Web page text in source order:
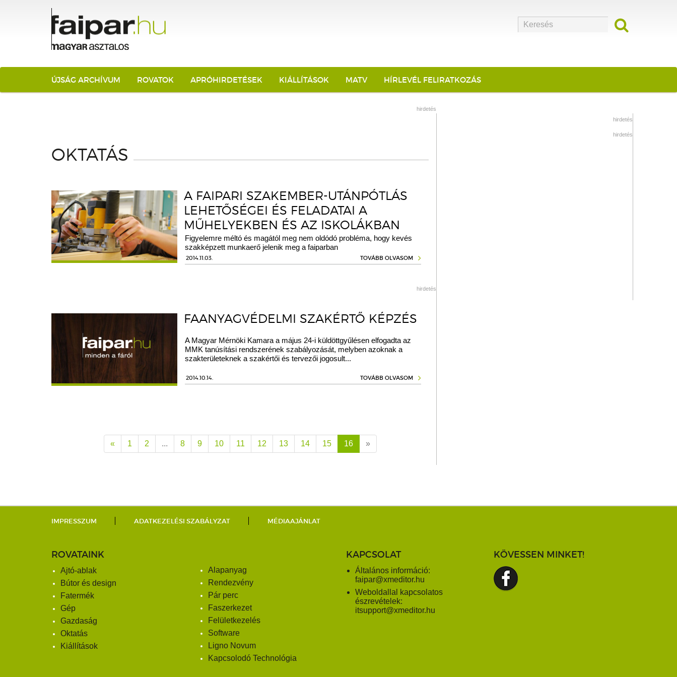
ÚJSÁG ARCHÍVUM ROVATOK APRÓHIRDETÉSEK KIÁLLÍTÁSOK MATV HÍRLEVÉL FELIRATKOZÁS
hirdetés
OKTATÁS
A FAIPARI SZAKEMBER-UTÁNPÓTLÁS
LEHETŐSÉGEI ÉS FELADATAI A
MŰHELYEKBEN ÉS AZ ISKOLÁKBAN
Figyelemre méltó és magától meg nem oldódó probléma, hogy kevés
szakképzett munkaerő jelenik meg a faiparban
2014.11.03. TOVÁBB OLVASOM
hirdetés
FAANYAGVÉDELMI SZAKÉRTŐ KÉPZÉS
A Magyar Mérnöki Kamara a május 24-i küldöttgyűlésen elfogadta az
MMK tanúsítási rendszerének szabályozását, melyben azoknak a
szakterületeknek a szakértői és tervezői jogosult...
2014.10.14. TOVÁBB OLVASOM
« 1 2 ... 8 9 10 11 12 13 14 15 16 »
hirdetés
hirdetés
IMPRESSZUM ADATKEZELÉSI SZABÁLYZAT MÉDIAAJÁNLAT
ROVATAINK
Ajtó-ablak
Bútor és design
Fatermék
Gép
Gazdaság
Oktatás
Kiállítások
Alapanyag
Rendezvény
Pár perc
Faszerkezet
Felületkezelés
Software
Ligno Novum
Kapcsolodó Technológia
KAPCSOLAT
Általános információ:
faipar@xmeditor.hu
Weboldallal kapcsolatos
észrevételek:
itsupport@xmeditor.hu
KÖVESSEN MINKET!